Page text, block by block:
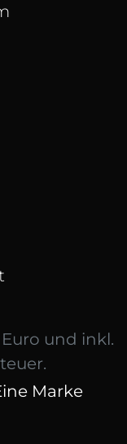
und inkl.
Marke